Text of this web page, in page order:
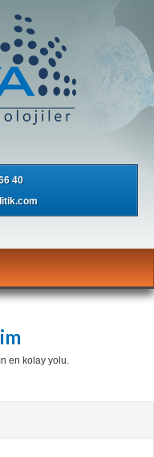
40
en kolay yolu.